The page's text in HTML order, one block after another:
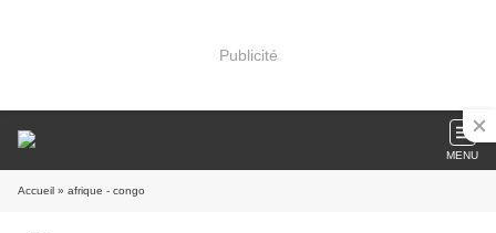
Publicité
MENU
Accueil » afrique - congo